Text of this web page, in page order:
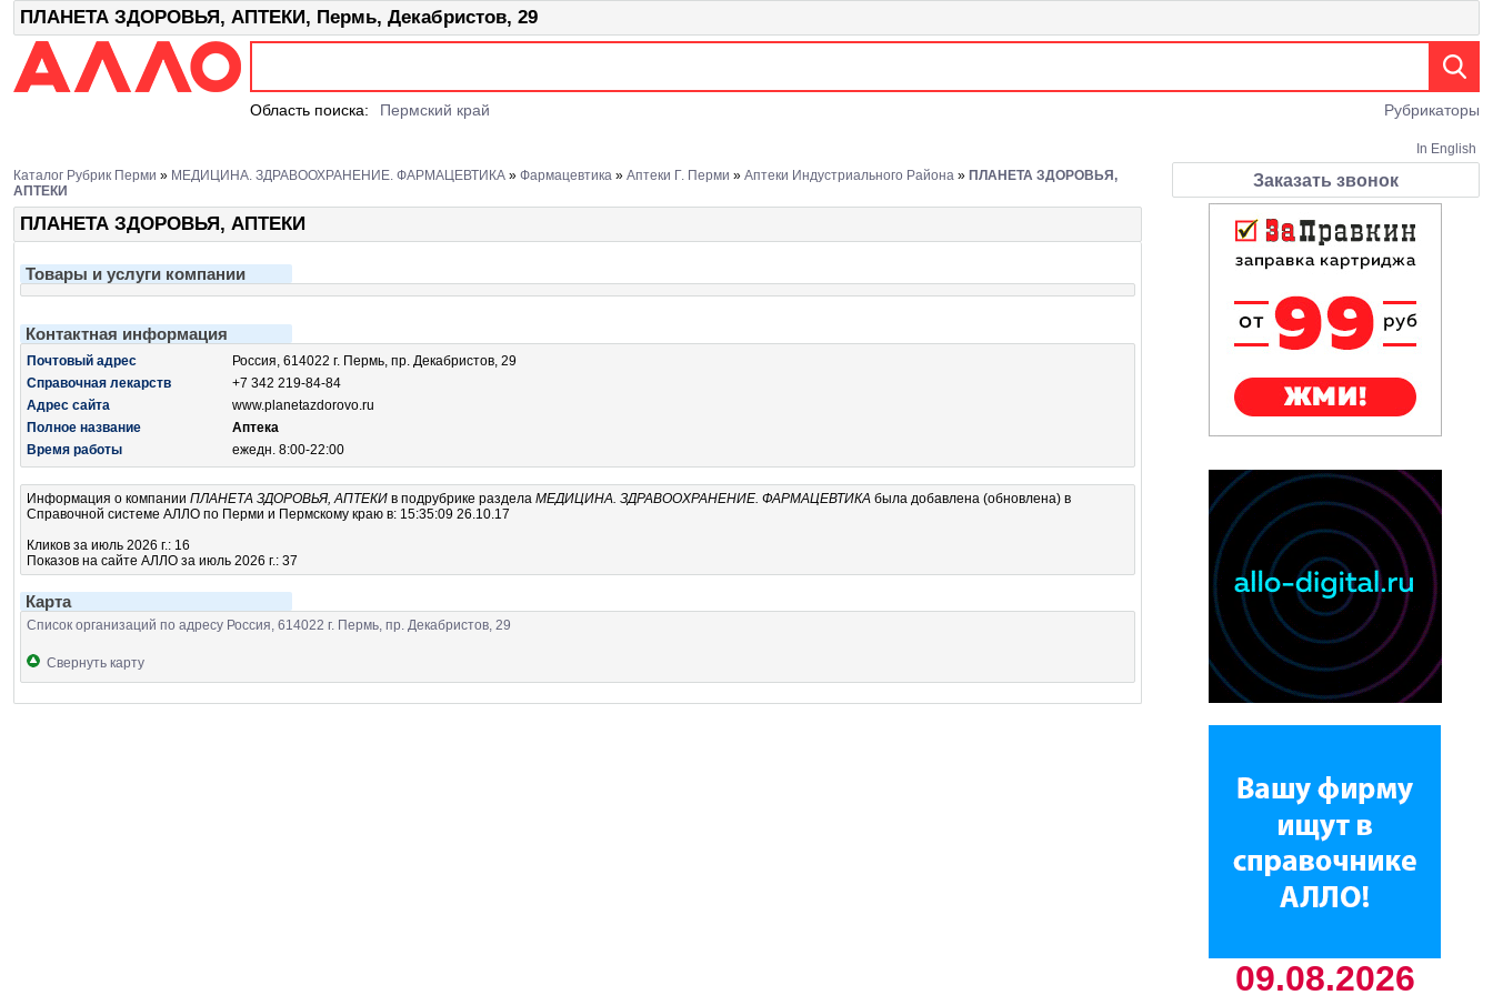
ПЛАНЕТА ЗДОРОВЬЯ, АПТЕКИ, Пермь, Декабристов, 29
Рубрикаторы
Область поиска: Пермский край
In English
Каталог Рубрик Перми » МЕДИЦИНА. ЗДРАВООХРАНЕНИЕ. ФАРМАЦЕВТИКА » Фармацевтика » Аптеки Г. Перми » Аптеки Индустриального Района » ПЛАНЕТА ЗДОРОВЬЯ,
АПТЕКИ
ПЛАНЕТА ЗДОРОВЬЯ, АПТЕКИ
Товары и услуги компании
Контактная информация
Почтовый адрес
Россия, 614022 г. Пермь, пр. Декабристов, 29
Справочная лекарств
+7 342 219-84-84
Адрес сайта
www.planetazdorovo.ru
Полное название
Аптека
Время работы
ежедн. 8:00-22:00
Информация о компании ПЛАНЕТА ЗДОРОВЬЯ, АПТЕКИ в подрубрике раздела МЕДИЦИНА. ЗДРАВООХРАНЕНИЕ. ФАРМАЦЕВТИКА была добавлена (обновлена) в
Справочной системе АЛЛО по Перми и Пермскому краю в: 15:35:09 26.10.17
Кликов за июль 2026 г.: 16
Показов на сайте АЛЛО за июль 2026 г.: 37
Карта
Список организаций по адресу Россия, 614022 г. Пермь, пр. Декабристов, 29
Свернуть карту
Заказать звонок
09.08.2026